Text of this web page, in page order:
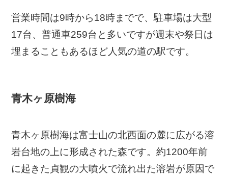
営業時間は9時から18時までで、駐車場は大型
17台、普通車259台と多いですが週末や祭日は
埋まることもあるほど人気の道の駅です。
青木ヶ原樹海
青木ヶ原樹海は富士山の北西面の麓に広がる溶
岩台地の上に形成された森です。約1200年前
に起きた貞観の大噴火で流れ出た溶岩が原因で